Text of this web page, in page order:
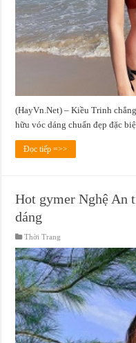
(HayVn.Net) – Kiều Trinh
hữu vóc dáng chuẩn đẹp đặc
Đọc tiếp =>>
Hot gymer Nghệ An
dáng
Thời Trang